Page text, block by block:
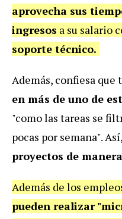
aprovecha sus
ingresos a su salario
soporte técnico.
Además, confiesa que
en más de uno de
"como las tareas se
pocas por semana".
proyectos de
Además de los
pueden realizar